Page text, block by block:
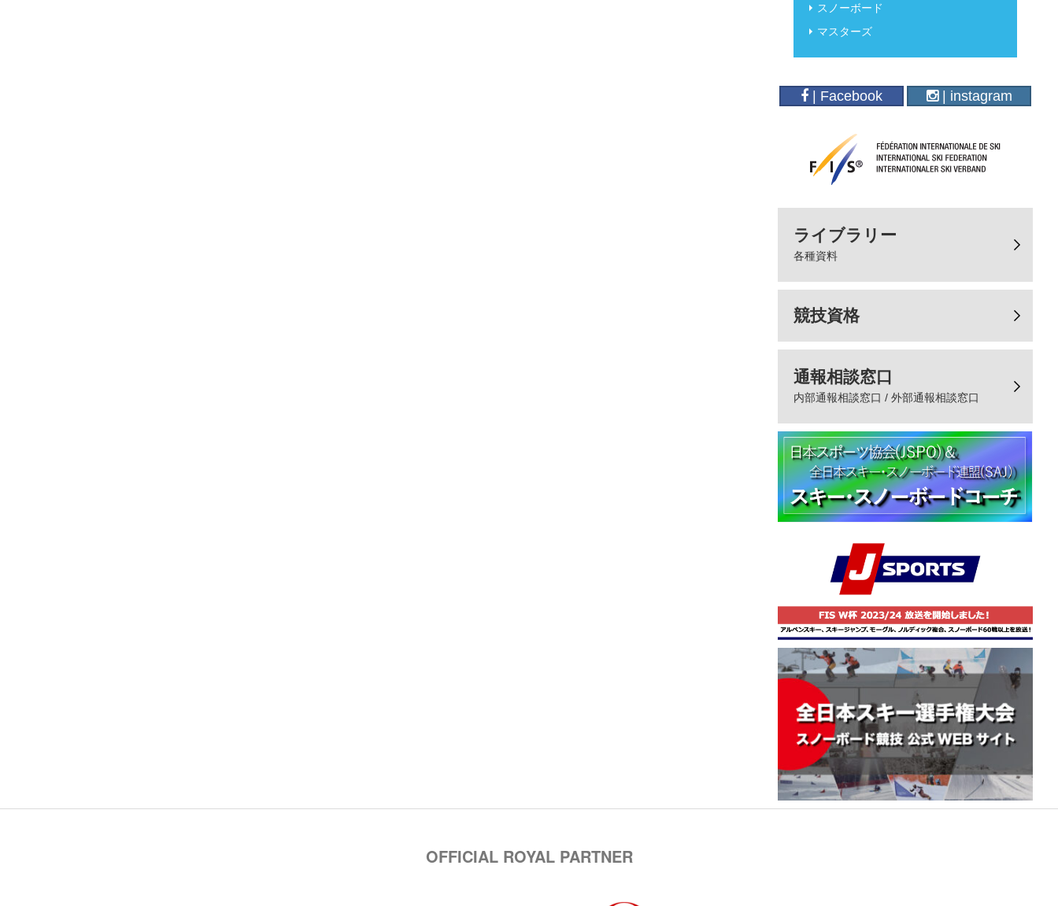
スノーボード
マスターズ
| Facebook | instagram
ライブラリー
各種資料
競技資格
通報相談窓口
内部通報相談窓口 / 外部通報相談窓口
OFFICIAL ROYAL PARTNER